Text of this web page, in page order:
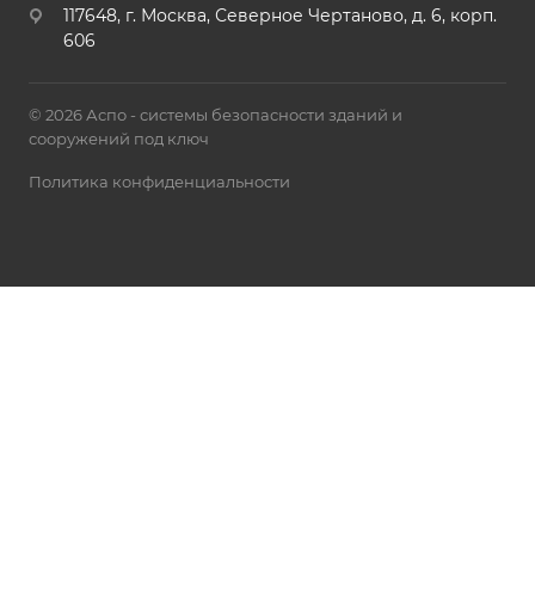
117648, г. Москва, Северное Чертаново, д. 6, корп.
606
© 2026 Аспо - системы безопасности зданий и
сооружений под ключ
Политика конфиденциальности